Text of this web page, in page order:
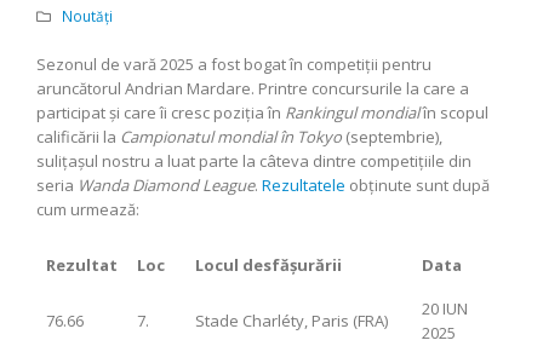
Noutăți
Sezonul de vară 2025 a fost bogat în competiții pentru
aruncătorul Andrian Mardare. Printre concursurile la care a
participat și care îi cresc poziția în Rankingul mondialîn scopul
calificării la Campionatul mondial în Tokyo (septembrie),
sulițașul nostru a luat parte la câteva dintre competițiile din
seria Wanda Diamond League. Rezultatele obținute sunt după
cum urmează:
Rezultat Loc Locul desfășurării Data
76.66 7. Stade Charléty, Paris (FRA)
20 IUN
2025